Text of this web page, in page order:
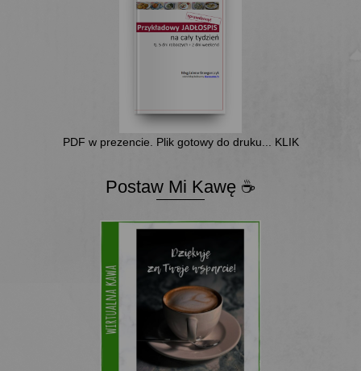
PDF w prezencie. Plik gotowy do druku... KLIK
Postaw Mi Kawę ☕